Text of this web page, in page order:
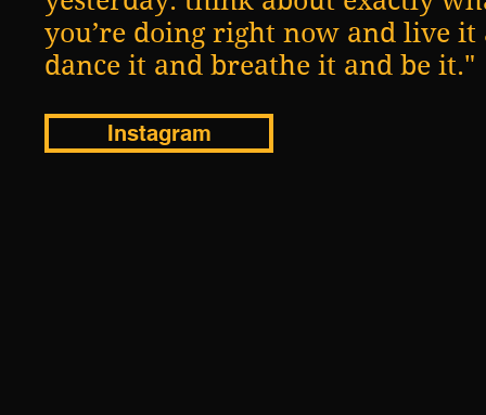
you’re doing right now and live it
dance it and breathe it and be it."
Instagram